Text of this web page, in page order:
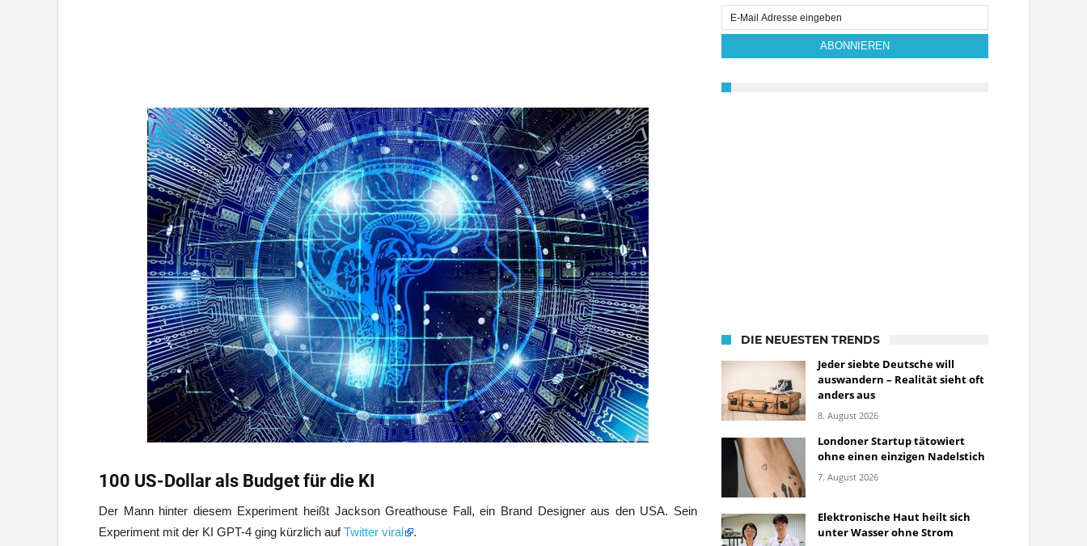
100 US-Dollar als Budget für die KI
Der Mann hinter diesem Experiment heißt Jackson Greathouse Fall, ein Brand Designer aus den USA. Sein
Experiment mit der KI GPT-4 ging kürzlich aufTwitter viral .
Email
Subscription
ABONNIEREN
DIE NEUESTEN TRENDS
Jeder siebte Deutsche will
auswandern – Realität sieht oft
anders aus
8. August 2026
Londoner Startup tätowiert
ohne einen einzigen Nadelstich
7. August 2026
Elektronische Haut heilt sich
unter Wasser ohne Strom